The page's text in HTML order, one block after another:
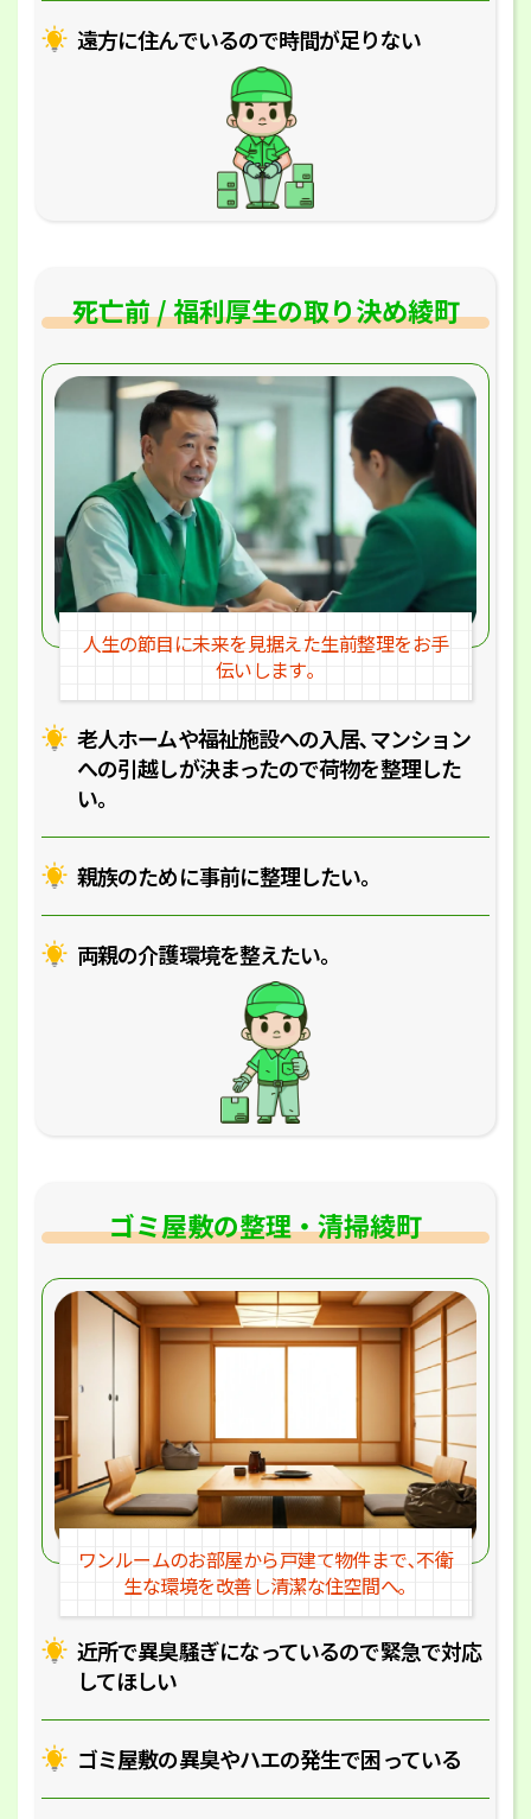
遠方に住んでいるので時間が足りない
死亡前 / 福利厚生の取り決め綾町
老人ホームや福祉施設への入居､マンション
への引越しが決まったので荷物を整理した
い｡
親族のために事前に整理したい｡
両親の介護環境を整えたい｡
人生の節目に未来を見据えた生前整理をお手
伝いします｡
ゴミ屋敷の整理・清掃綾町
近所で異臭騒ぎになっているので緊急で対応
してほしい
ゴミ屋敷の異臭やハエの発生で困っている
ワンルームのお部屋から戸建て物件まで､不衛
生な環境を改善し清潔な住空間へ｡